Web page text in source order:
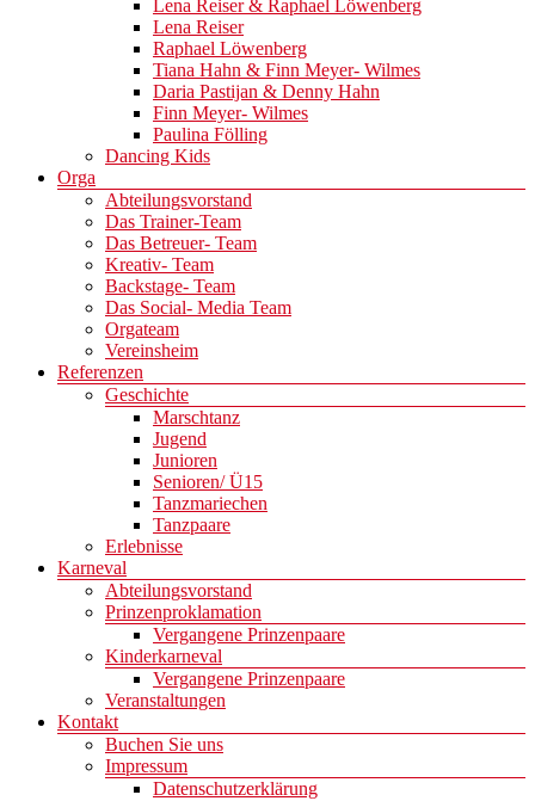
Lena Reiser & Raphael Löwenberg
Lena Reiser
Raphael Löwenberg
Tiana Hahn & Finn Meyer- Wilmes
Daria Pastijan & Denny Hahn
Finn Meyer- Wilmes
Paulina Fölling
Dancing Kids
Orga
Abteilungsvorstand
Das Trainer-Team
Das Betreuer- Team
Kreativ- Team
Backstage- Team
Das Social- Media Team
Orgateam
Vereinsheim
Referenzen
Geschichte
Marschtanz
Jugend
Junioren
Senioren/ Ü15
Tanzmariechen
Tanzpaare
Erlebnisse
Karneval
Abteilungsvorstand
Prinzenproklamation
Vergangene Prinzenpaare
Kinderkarneval
Vergangene Prinzenpaare
Veranstaltungen
Kontakt
Buchen Sie uns
Impressum
Datenschutzerklärung